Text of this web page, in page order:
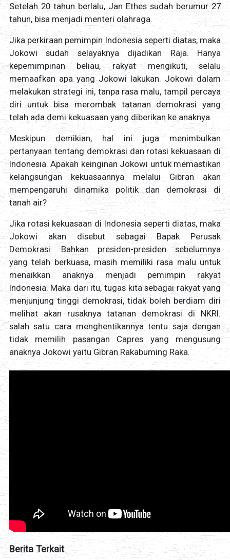
Setelah 20 tahun berlalu, Jan Ethes sudah berumur 27
tahun, bisa menjadi menteri olahraga.
Jika perkiraan pemimpin Indonesia seperti diatas, maka
Jokowi sudah selayaknya dijadikan Raja. Hanya
kepemimpinan beliau, rakyat mengikuti, selalu
memaafkan apa yang Jokowi lakukan. Jokowi dalam
melakukan strategi ini, tanpa rasa malu, tampil percaya
diri untuk bisa merombak tatanan demokrasi yang
telah ada demi kekuasaan yang diberikan ke anaknya.
Meskipun demikian, hal ini juga menimbulkan
pertanyaan tentang demokrasi dan rotasi kekuasaan di
Indonesia. Apakah keinginan Jokowi untuk memastikan
kelangsungan kekuasaannya melalui Gibran akan
mempengaruhi dinamika politik dan demokrasi di
tanah air?
Jika rotasi kekuasaan di Indonesia seperti diatas, maka
Jokowi akan disebut sebagai Bapak Perusak
Demokrasi. Bahkan presiden-presiden sebelumnya
yang telah berkuasa, masih memiliki rasa malu untuk
menaikkan anaknya menjadi pemimpin rakyat
Indonesia. Maka dari itu, tugas kita sebagai rakyat yang
menjunjung tinggi demokrasi, tidak boleh berdiam diri
melihat akan rusaknya tatanan demokrasi di NKRI.
salah satu cara menghentikannya tentu saja dengan
tidak memilih pasangan Capres yang mengusung
anaknya Jokowi yaitu Gibran Rakabuming Raka.
Berita Terkait